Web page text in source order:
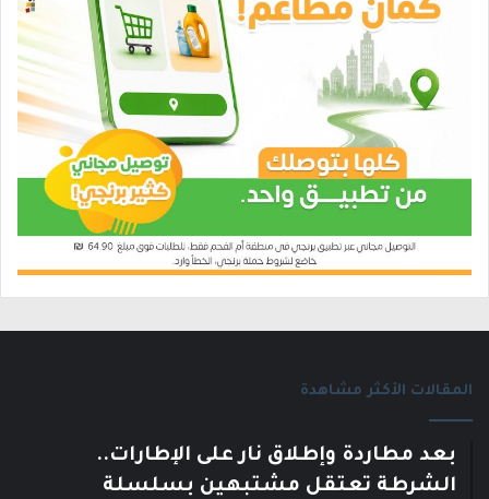
المقالات الأكثر مشاهدة
بعد مطاردة وإطلاق نار على الإطارات..
الشرطة تعتقل مشتبهين بسلسلة